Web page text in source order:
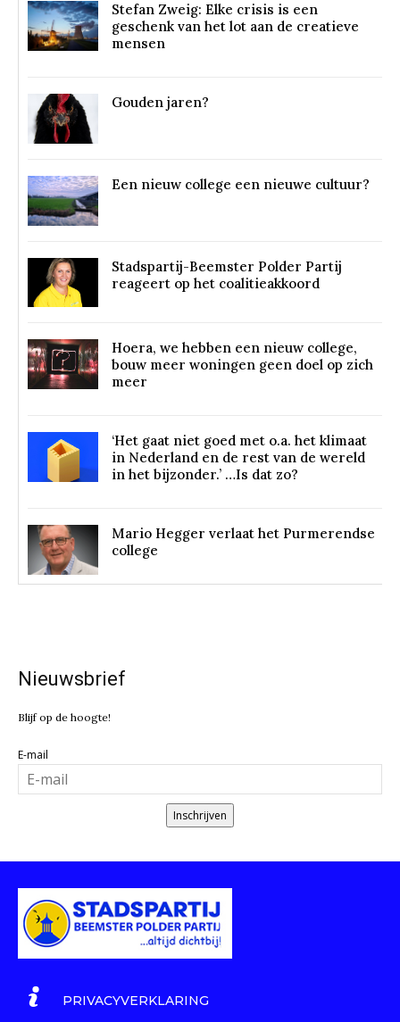
Stefan Zweig: Elke crisis is een
geschenk van het lot aan de creatieve
mensen
Gouden jaren?
Een nieuw college een nieuwe cultuur?
Stadspartij-Beemster Polder Partij
reageert op het coalitieakkoord
Hoera, we hebben een nieuw college,
bouw meer woningen geen doel op zich
meer
‘Het gaat niet goed met o.a. het klimaat
in Nederland en de rest van de wereld
in het bijzonder.’ …Is dat zo?
Mario Hegger verlaat het Purmerendse
college
Nieuwsbrief
Blijf op de hoogte!
E-mail
Inschrijven
PRIVACYVERKLARING